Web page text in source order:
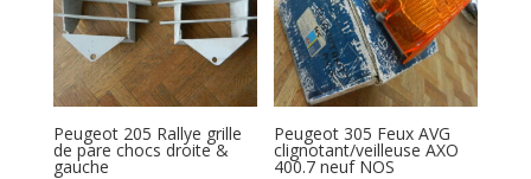
Peugeot 205 Rallye grille
de pare chocs droite &
gauche
Peugeot 305 Feux AVG
clignotant/veilleuse AXO
400.7 neuf NOS